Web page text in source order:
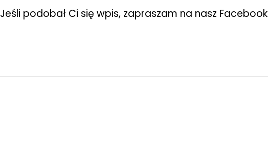
Jeśli podobał Ci się wpis, zapraszam na nasz Facebook